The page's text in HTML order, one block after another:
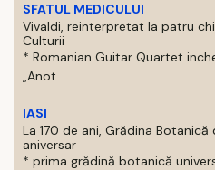
SFATUL MEDICULUI
Vivaldi, reinterpretat la patru
Culturii
* Romanian Guitar Quartet
„Anot ...
IASI
La 170 de ani, Grădina
aniversar
* prima grădină botanică